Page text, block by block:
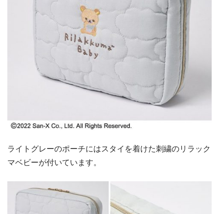
ライトグレーのポーチにはスタイを着けた刺繍のリラック
マベビーが付いています。